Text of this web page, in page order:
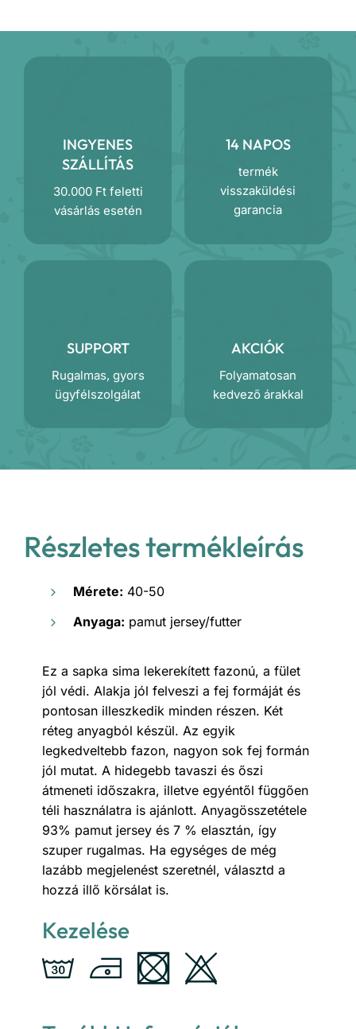
INGYENES
SZÁLLÍTÁS
30.000 Ft feletti
vásárlás esetén
14 NAPOS
termék
visszaküldési
garancia
SUPPORT
Rugalmas, gyors
ügyfélszolgálat
AKCIÓK
Folyamatosan
kedvező árakkal
Részletes termékleírás
Mérete: 40-50
Anyaga: pamut jersey/futter
Ez a sapka sima lekerekített fazonú, a fület
jól védi. Alakja jól felveszi a fej formáját és
pontosan illeszkedik minden részen. Két
réteg anyagból készül. Az egyik
legkedveltebb fazon, nagyon sok fej formán
jól mutat. A hidegebb tavaszi és őszi
átmeneti időszakra, illetve egyéntől függően
téli használatra is ajánlott. Anyagösszetétele
93% pamut jersey és 7 % elasztán, így
szuper rugalmas. Ha egységes de még
lazább megjelenést szeretnél, választd a
hozzá illő körsálat is.
Kezelése